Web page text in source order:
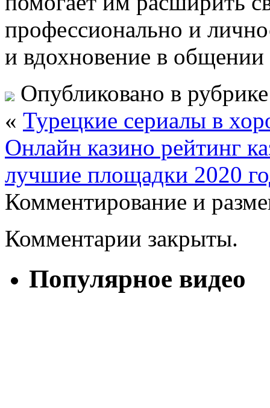
профессионально и
и вдохновение в
Опубликовано в
« Турецкие сериалы в
Онлайн казино рейтинг
лучшие площадки 2020
Комментирование и
Комментарии закрыты.
Популярное видео